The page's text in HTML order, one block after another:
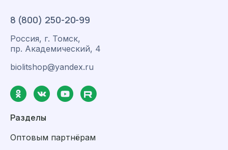
8 (800) 250-20-99
Россия, г. Томск,
пр. Академический, 4
biolitshop@yandex.ru
Разделы
Оптовым партнёрам